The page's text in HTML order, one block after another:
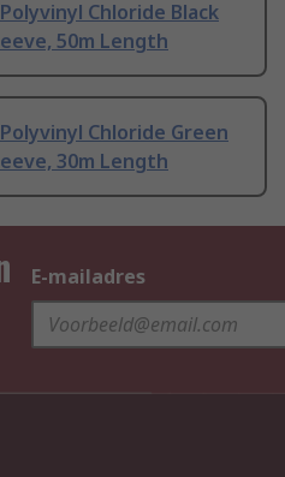
Polyvinyl Chloride Black
50m Length
Polyvinyl Chloride Green
30m Length
E-mailadres